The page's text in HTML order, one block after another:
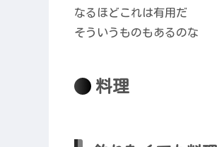
なるほどこれは有用だ
そういうものもあるのな
料理